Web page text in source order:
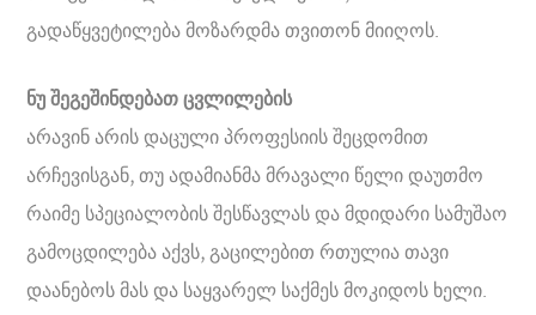
გადაწყვეტილება მოზარდმა თვითონ მიიღოს.
ნუ შეგეშინდებათ ცვლილების
არავინ არის დაცული პროფესიის შეცდომით
არჩევისგან, თუ ადამიანმა მრავალი წელი დაუთმო
რაიმე სპეციალობის შესწავლას და მდიდარი სამუშაო
გამოცდილება აქვს, გაცილებით რთულია თავი
დაანებოს მას და საყვარელ საქმეს მოკიდოს ხელი.